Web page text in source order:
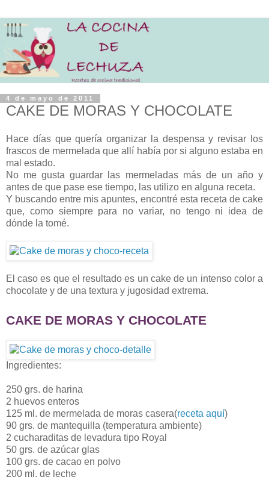
4 de mayo de 2011
CAKE DE MORAS Y CHOCOLATE
Hace días que quería organizar la despensa y revisar los
frascos de mermelada que allí había por si alguno estaba en
mal estado.
No me gusta guardar las mermeladas más de un año y
antes de que pase ese tiempo, las utilizo en alguna receta.
Y buscando entre mis apuntes, encontré esta receta de cake
que, como siempre para no variar, no tengo ni idea de
dónde la tomé.
El caso es que el resultado es un cake de un intenso color a
chocolate y de una textura y jugosidad extrema.
CAKE DE MORAS Y CHOCOLATE
Ingredientes:
250 grs. de harina
2 huevos enteros
125 ml. de mermelada de moras casera(receta aquí)
90 grs. de mantequilla (temperatura ambiente)
2 cucharaditas de levadura tipo Royal
50 grs. de azúcar glas
100 grs. de cacao en polvo
200 ml. de leche